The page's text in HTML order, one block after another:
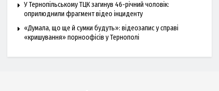
У Тернопільському ТЦК загинув 46-річний чоловік:
оприлюднили фрагмент відео інциденту
«Думала, що ще й сумки будуть»: відеозапис у справі
«кришування» порноофісів у Тернополі